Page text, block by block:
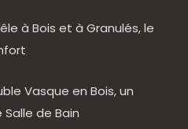
à Bois et à Granulés, le
Vasque en Bois, un
de Bain